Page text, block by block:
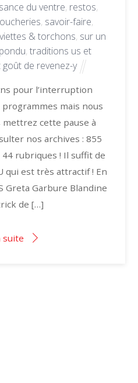
du ventre, restos,
, savoir-faire,
& torchons, sur un
, traditions us et
goût de revenez-y
pour l’interruption
mais nous
cette pause à
nos archives : 855
rubriques ! Il suffit de
qui est très attractif ! En
Greta Garbure Blandine
de […]
suite